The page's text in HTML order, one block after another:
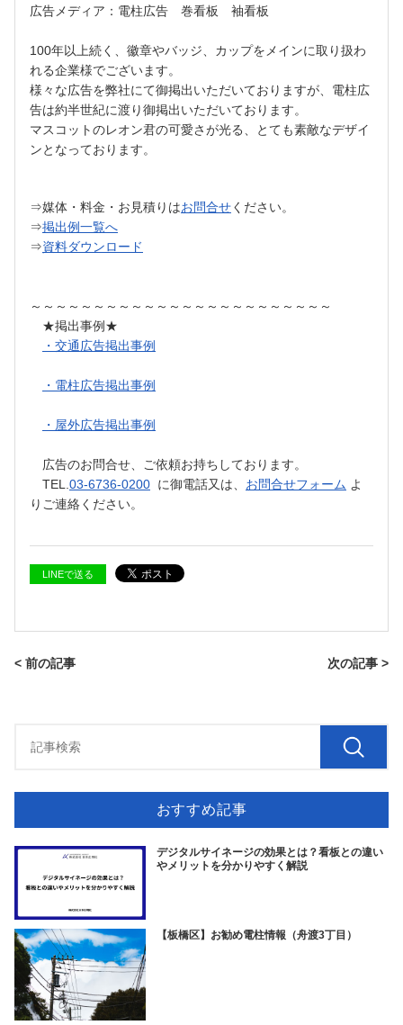
広告メディア：電柱広告 巻看板 袖看板
100年以上続く、徽章やバッジ、カップをメインに取り扱わ
れる企業様でございます。
様々な広告を弊社にて御掲出いただいておりますが、電柱広
告は約半世紀に渡り御掲出いただいております。
マスコットのレオン君の可愛さが光る、とても素敵なデザイ
ンとなっております。
⇒媒体・料金・お見積りはお問合せください。
⇒掲出例一覧へ
⇒資料ダウンロード
～～～～～～～～～～～～～～～～～～～～～～～～
★掲出事例★
・交通広告掲出事例
・電柱広告掲出事例
・屋外広告掲出事例
広告のお問合せ、ご依頼お持ちしております。
TEL. 03-6736-0200 に御電話又は、 お問合せフォーム よ
りご連絡ください。
LINEで送る
< 前の記事 次の記事 >
おすすめ記事
デジタルサイネージの効果とは？看板との違い
やメリットを分かりやすく解説
【板橋区】お勧め電柱情報（舟渡3丁目）